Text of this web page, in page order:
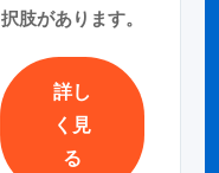
択肢があります。
詳し
く見
る